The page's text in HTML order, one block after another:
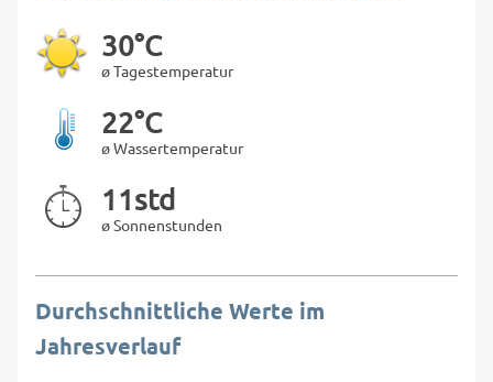
30°C
ø Tagestemperatur
22°C
ø Wassertemperatur
11std
ø Sonnenstunden
Durchschnittliche Werte im
Jahresverlauf